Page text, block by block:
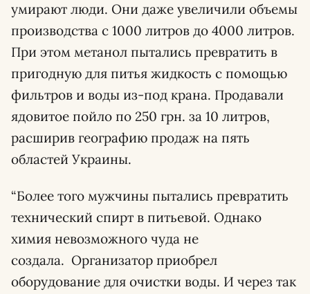
умирают люди. Они даже увеличили объемы
производства с 1000 литров до 4000 литров.
При этом метанол пытались превратить в
пригодную для питья жидкость с помощью
фильтров и воды из-под крана. Продавали
ядовитое пойло по 250 грн. за 10 литров,
расширив географию продаж на пять
областей Украины.
“Более того мужчины пытались превратить
технический спирт в питьевой. Однако
химия невозможного чуда не
создала. Организатор приобрел
оборудование для очистки воды. И через так